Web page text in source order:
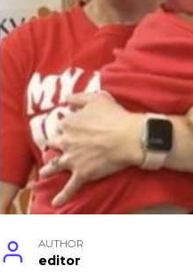
AUTHOR
editor